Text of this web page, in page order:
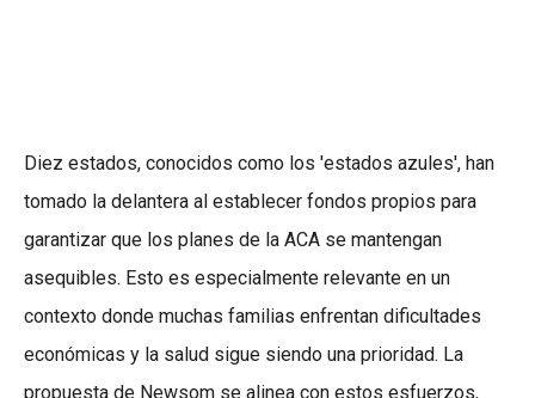
Diez estados, conocidos como los 'estados azules', han
tomado la delantera al establecer fondos propios para
garantizar que los planes de la ACA se mantengan
asequibles. Esto es especialmente relevante en un
contexto donde muchas familias enfrentan dificultades
económicas y la salud sigue siendo una prioridad. La
propuesta de Newsom se alinea con estos esfuerzos,